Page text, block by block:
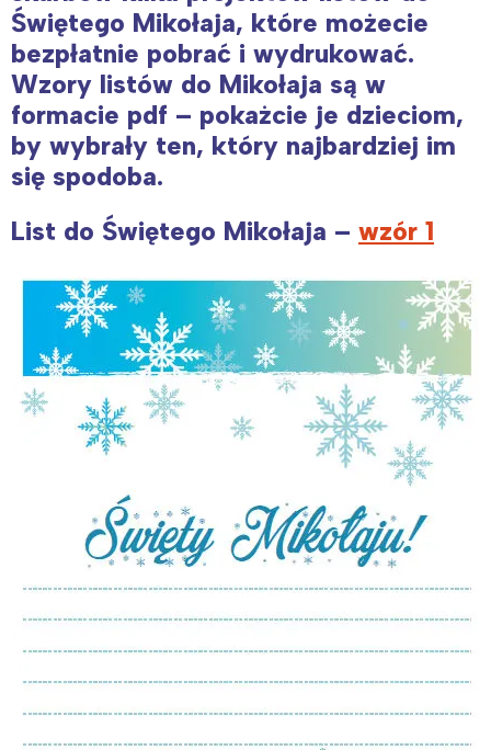
Świętego Mikołaja, które możecie
bezpłatnie pobrać i wydrukować.
Wzory listów do Mikołaja są w
formacie pdf – pokażcie je dzieciom,
by wybrały ten, który najbardziej im
się spodoba.
List do Świętego Mikołaja – wzór 1